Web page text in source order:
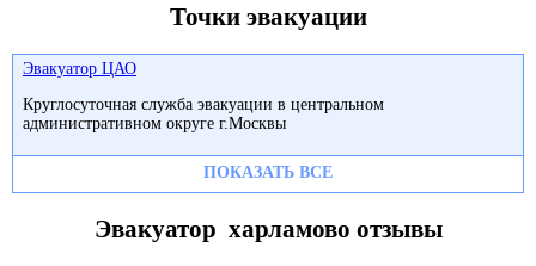
Точки эвакуации
Эвакуатор ЦАО
Круглосуточная служба эвакуации в центральном
административном округе г.Москвы
ПОКАЗАТЬ ВСЕ
Эвакуатор харламово отзывы